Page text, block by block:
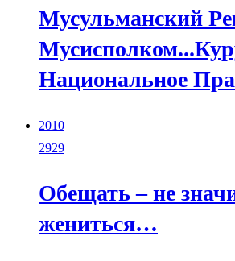
Мусульманский
Национальное
2010
2929
Обещать – не
жениться…